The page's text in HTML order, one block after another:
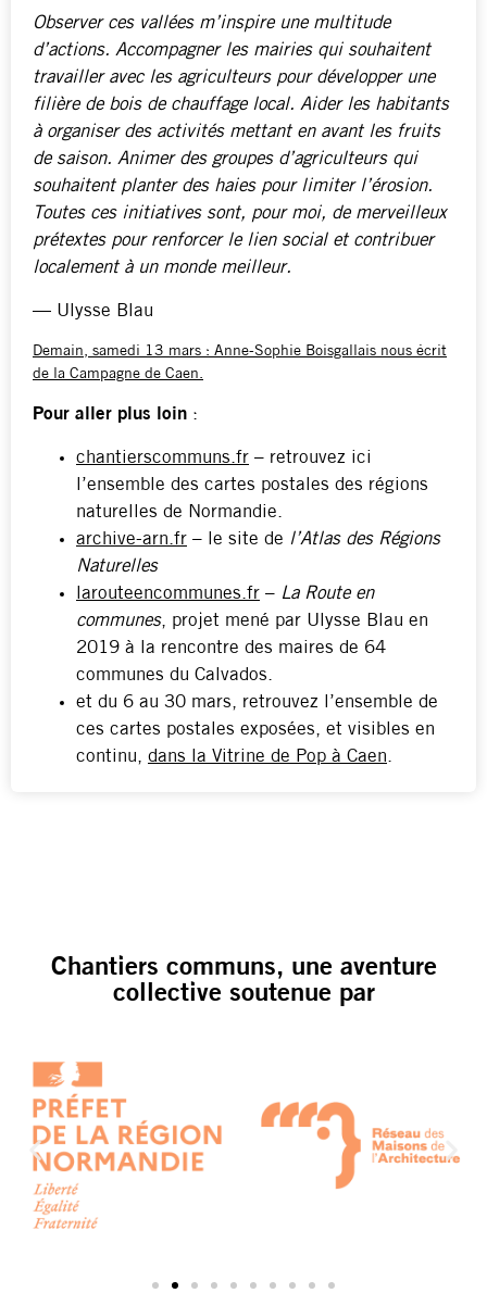
Observer ces vallées m’inspire une multitude
d’actions. Accompagner les mairies qui souhaitent
travailler avec les agriculteurs pour développer une
filière de bois de chauffage local. Aider les habitants
à organiser des activités mettant en avant les fruits
de saison. Animer des groupes d’agriculteurs qui
souhaitent planter des haies pour limiter l’érosion.
Toutes ces initiatives sont, pour moi, de merveilleux
prétextes pour renforcer le lien social et contribuer
localement à un monde meilleur.
— Ulysse Blau
Demain, samedi 13 mars : Anne-Sophie Boisgallais nous écrit
de la Campagne de Caen.
Pour aller plus loin :
chantierscommuns.fr – retrouvez ici
l’ensemble des cartes postales des régions
naturelles de Normandie.
archive-arn.fr – le site de l’Atlas des Régions
Naturelles
larouteencommunes.fr – La Route en
communes, projet mené par Ulysse Blau en
2019 à la rencontre des maires de 64
communes du Calvados.
et du 6 au 30 mars, retrouvez l’ensemble de
ces cartes postales exposées, et visibles en
continu, dans la Vitrine de Pop à Caen.
Chantiers communs, une aventure
collective soutenue par